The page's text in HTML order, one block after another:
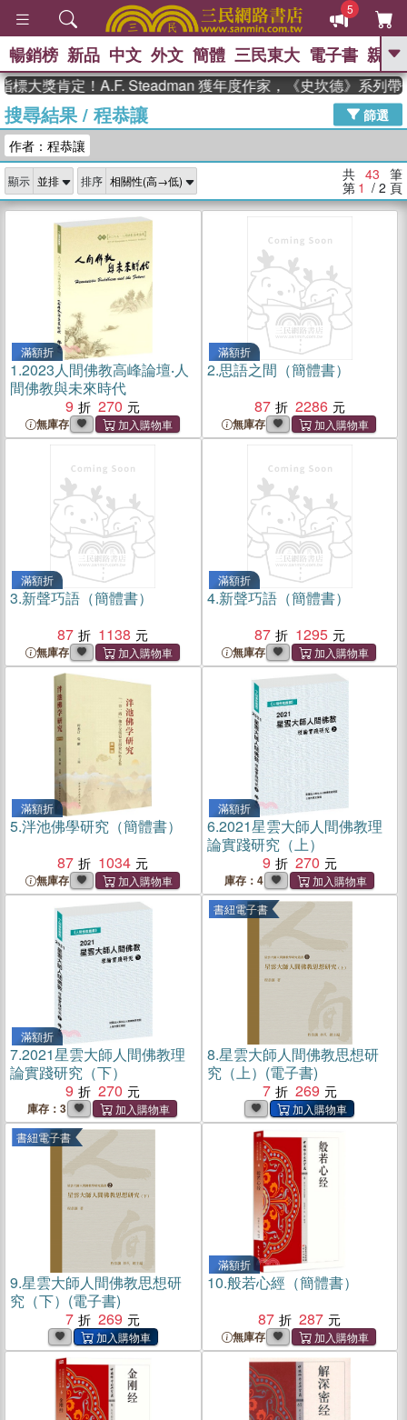
5
GO
高希均教授回憶錄
、 The Odyssey 、 父親節 、 如果歷
獎 臺灣漫遊錄 、 方念華 、 台灣的李
登輝時代
數學女孩：黎曼猜想 、
偉大的迷走神經
暢銷榜 新品 中文 外文 簡體 三民東大 電子書 親子
肯定！A.F. Steadman 獲年度作家，《史坎德》系列帶你踏上
搜尋結果/ 程恭讓
篩選
作者：程恭讓
顯示 排序 共 43 筆
第 1 / 2 頁
滿額折
1.2023人間佛教高峰論壇‧人
間佛教與未來時代
9
270
無庫存
滿額折
2.思語之間（簡體書）
87
2286
無庫存
滿額折
3.新聲巧語（簡體書）
87
1138
無庫存
滿額折
4.新聲巧語（簡體書）
87
1295
無庫存
滿額折
5.泮池佛學研究（簡體書）
87
1034
無庫存
滿額折
6.2021星雲大師人間佛教理
論實踐研究（上）
9
270
庫存：4
滿額折
7.2021星雲大師人間佛教理
論實踐研究（下）
9
270
庫存：3
書紐電子書
8.星雲大師人間佛教思想研
究（上）(電子書)
7
269
書紐電子書
9.星雲大師人間佛教思想研
究（下）(電子書)
7
269
滿額折
10.般若心經（簡體書）
87
287
無庫存